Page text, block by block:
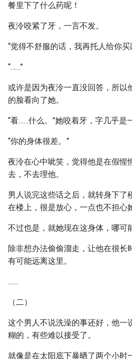
餐里下了什么药呢！
夜泠咬紧了牙，一言不发。
“觉得不舒服的话，我再托人给你买
“……”
或许是因为夜泠一直没回答，所以
的脸看向了她。
“看……什么。”她咬着牙，字几乎是
“你的身体很差。”
夜泠在心中呲笑，觉得他是在假惺
去，不去理他。
男人说完这些话之后，就转身下了
在楼上，很是放心，一点也不担心
不过也是，就她现在这身体，哪可
除非想办法偷偷溜走，让他在很长
有可能远离这里。
……
（二）
这个男人不说洗澡的事还好，他一
糊的，有些难以接受了。
就像是在太阳底下暴晒了两个小时